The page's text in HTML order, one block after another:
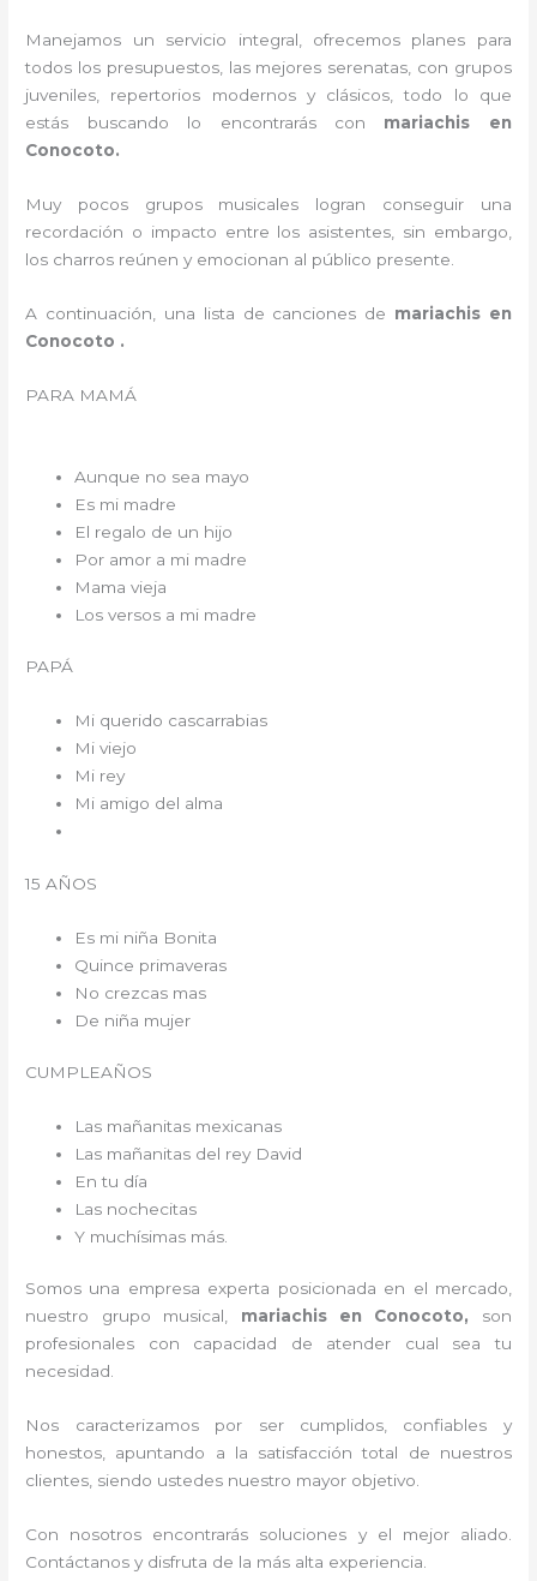
Manejamos un servicio integral, ofrecemos planes para
todos los presupuestos, las mejores serenatas, con grupos
juveniles, repertorios modernos y clásicos, todo lo que
estás buscando lo encontrarás con mariachis en
Conocoto.
Muy pocos grupos musicales logran conseguir una
recordación o impacto entre los asistentes, sin embargo,
los charros reúnen y emocionan al público presente.
A continuación, una lista de canciones de mariachis en
Conocoto .
PARA MAMÁ
Aunque no sea mayo
Es mi madre
El regalo de un hijo
Por amor a mi madre
Mama vieja
Los versos a mi madre
PAPÁ
Mi querido cascarrabias
Mi viejo
Mi rey
Mi amigo del alma
15 AÑOS
Es mi niña Bonita
Quince primaveras
No crezcas mas
De niña mujer
CUMPLEAÑOS
Las mañanitas mexicanas
Las mañanitas del rey David
En tu día
Las nochecitas
Y muchísimas más.
Somos una empresa experta posicionada en el mercado,
nuestro grupo musical, mariachis en Conocoto, son
profesionales con capacidad de atender cual sea tu
necesidad.
Nos caracterizamos por ser cumplidos, confiables y
honestos, apuntando a la satisfacción total de nuestros
clientes, siendo ustedes nuestro mayor objetivo.
Con nosotros encontrarás soluciones y el mejor aliado.
Contáctanos y disfruta de la más alta experiencia.